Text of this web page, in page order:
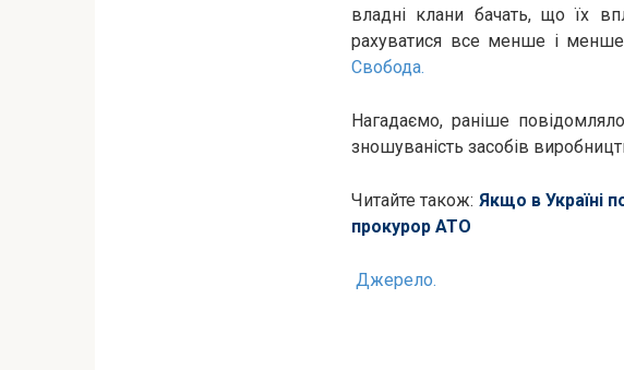
владні клани бачать, що їх
рахуватися все менше і
Свобода.
Нагадаємо, раніше
зношуваність засобів
Читайте також: Якщо в Україні
прокурор АТО
Джерело.